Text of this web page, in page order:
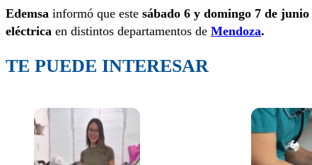
Edemsa informó que este sábado 6 y domingo 7 de junio
eléctrica en distintos departamentos de Mendoza.
TE PUEDE INTERESAR